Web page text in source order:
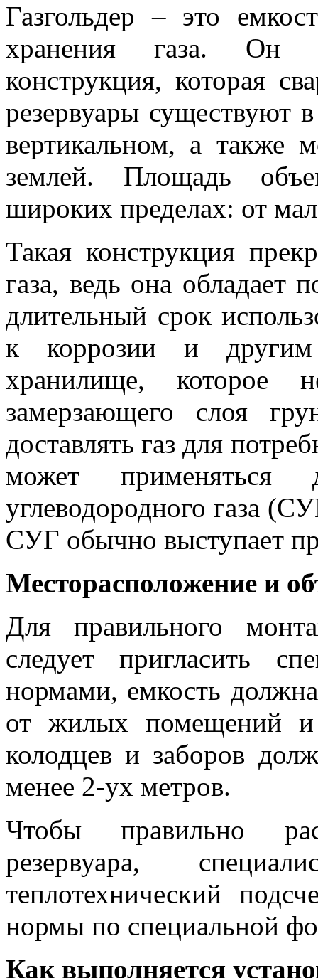
Газгольдер – это
хранения газа. Он
конструкция, которая
резервуары существуют
вертикальном, а также
землей. Площадь
широких пределах: от
Такая конструкция
газа, ведь она
длительный срок
к коррозии и другим
хранилище, которое
замерзающего слоя
доставлять газ для
может применяться
углеводородного газа
СУГ обычно выступает
Месторасположение и
Для правильного
следует пригласить
нормами, емкость
от жилых помещений
колодцев и заборов
менее 2-ух метров.
Чтобы правильно
резервуара,
теплотехнический
нормы по специальной
Как выполняется